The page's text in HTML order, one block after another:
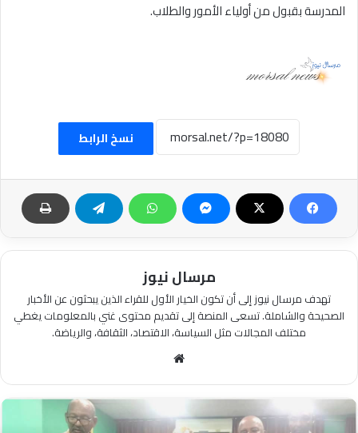
المدرسة بقبول من أولياء الأمور والطلاب.
نسخ الرابط
مرسال نيوز
تهدف مرسال نيوز إلى أن تكون الخيار الأول للقراء الذين يبحثون عن الأخبار
الصحيحة والشاملة. تسعى المنصة إلى تقديم محتوى غني بالمعلومات يغطي
مختلف المجالات مثل السياسة، الاقتصاد، الثقافة، والرياضة.